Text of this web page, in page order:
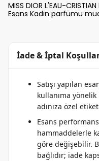
MISS DIOR L'EAU-
Esans Kadın parfümü
İade & İptal
Satışı yapılan
kullanıma
adınıza özel
Esans
hammaddelerle
göre değişebilir.
bağlıdır; iade